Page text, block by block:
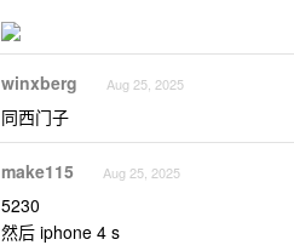
winxberg Aug 25, 2025
同西门子
make115 Aug 25, 2025
5230
然后 iphone 4 s